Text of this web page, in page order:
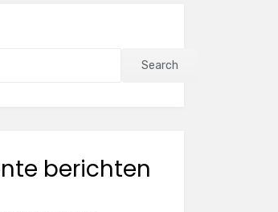
Search
berichten